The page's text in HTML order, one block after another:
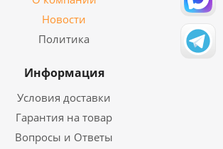
Новости
Политика
Информация
Условия доставки
Гарантия на товар
Вопросы и Ответы